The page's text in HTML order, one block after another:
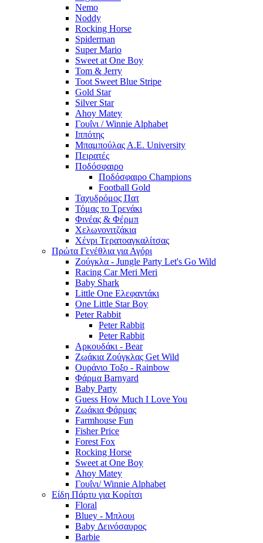
Nemo
Noddy
Rocking Horse
Spiderman
Super Mario
Sweet at One Boy
Tom & Jerry
Toot Sweet Blue Stripe
Gold Star
Silver Star
Ahoy Matey
Γουΐνι / Winnie Alphabet
Ιππότης
Μπαμπούλας Α.Ε. University
Πειρατές
Ποδόσφαιρο
Ποδόσφαιρο Champions
Football Gold
Ταχυδρόμος Πατ
Τόμας το Τρενάκι
Φινέας & Φέρμπ
Χελωνονιτζάκια
Χένρι Τερατοαγκαλίτσας
Πρώτα Γενέθλια για Αγόρι
Ζούγκλα - Jungle Party Let's Go Wild
Racing Car Meri Meri
Baby Shark
Little One Ελεφαντάκι
One Little Star Boy
Peter Rabbit
Peter Rabbit
Peter Rabbit
Αρκουδάκι - Bear
Ζωάκια Ζούγκλας Get Wild
Ουράνιο Τοξο - Rainbow
Φάρμα Barnyard
Baby Party
Guess How Much I Love You
Ζωάκια Φάρμας
Farmhouse Fun
Fisher Price
Forest Fox
Rocking Horse
Sweet at One Boy
Ahoy Matey
Γουΐνι/ Winnie Alphabet
Είδη Πάρτυ για Κορίτσι
Floral
Bluey - Μπλουι
Baby Δεινόσαυρος
Barbie